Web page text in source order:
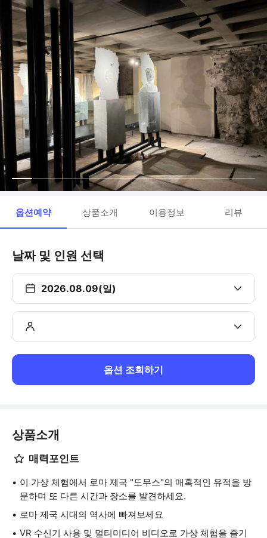
옵션예약 상품소개 이용정보 리뷰
날짜 및 인원 선택
2026.08.09(일)
옵션 조회하기
상품소개
매력포인트
이 가상 체험에서 로마 제국 "도무스"의 매혹적인 유적을 방
문하며 또 다른 시간과 장소를 발견하세요.
로마 제국 시대의 역사에 빠져보세요
VR 수신기 사용 및 멀티미디어 비디오로 가상 체험을 즐기